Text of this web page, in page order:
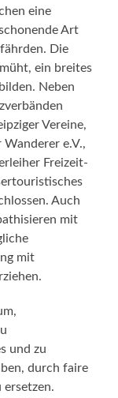
eine
Art
Die
ein breites
Neben
Vereine,
Wanderer e.V.,
Freizeit-
Auch
mit
mit
und zu
durch faire
ersetzen.